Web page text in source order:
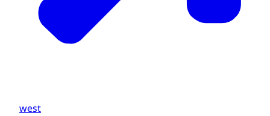
west